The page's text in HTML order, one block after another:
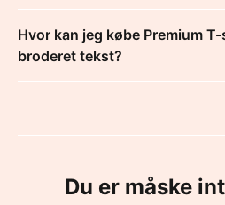
Hvor kan jeg købe Premium
broderet tekst?
Du er måske